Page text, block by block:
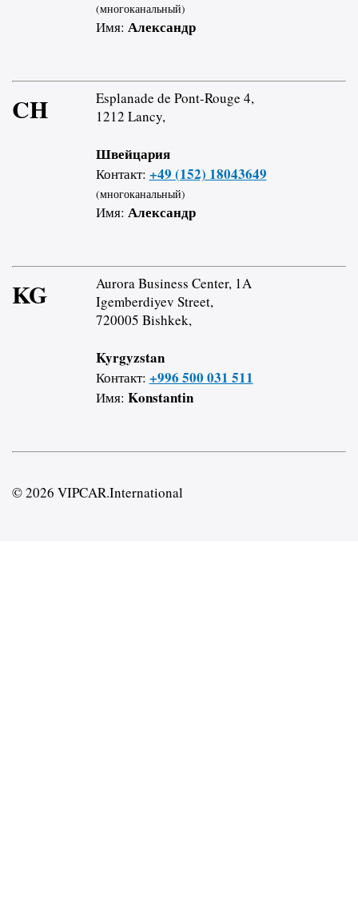
(многоканальный)
Имя: Александр
CH
Esplanade de Pont-Rouge 4,
1212 Lancy,
Швейцария
Контакт: +49 (152) 18043649
(многоканальный)
Имя: Александр
KG
Aurora Business Center, 1A
Igemberdiyev Street,
720005 Bishkek,
Kyrgyzstan
Контакт: +996 500 031 511
Имя: Konstantin
© 2026 VIPCAR.International